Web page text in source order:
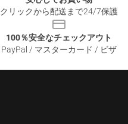
クリックから配送まで24/7保護
100％安全なチェックアウト
PayPal / マスターカード / ビザ